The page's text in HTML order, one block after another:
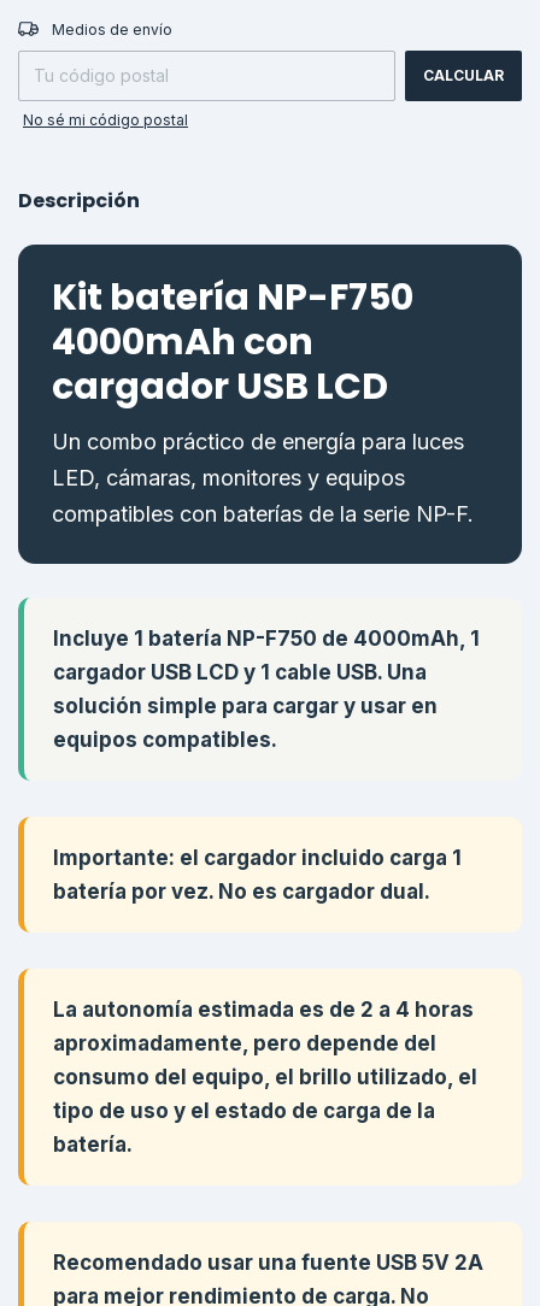
Entregas para el CP:
Medios de envío
CALCULAR
No sé mi código postal
Descripción
Kit batería NP-F750
4000mAh con
cargador USB LCD
Un combo práctico de energía para luces
LED, cámaras, monitores y equipos
compatibles con baterías de la serie NP-F.
Incluye 1 batería NP-F750 de 4000mAh, 1
cargador USB LCD y 1 cable USB. Una
solución simple para cargar y usar en
equipos compatibles.
Importante: el cargador incluido carga 1
batería por vez. No es cargador dual.
La autonomía estimada es de 2 a 4 horas
aproximadamente, pero depende del
consumo del equipo, el brillo utilizado, el
tipo de uso y el estado de carga de la
batería.
Recomendado usar una fuente USB 5V 2A
para mejor rendimiento de carga. No